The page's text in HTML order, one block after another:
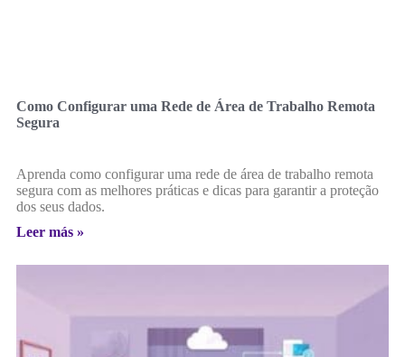
Como Configurar uma Rede de Área de Trabalho Remota
Segura
Aprenda como configurar uma rede de área de trabalho remota
segura com as melhores práticas e dicas para garantir a proteção
dos seus dados.
Leer más »